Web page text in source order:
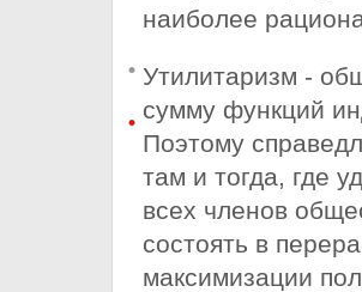
наиболее
Утилитаризм -
сумму функций
Поэтому
там и тогда, где
всех членов
состоять в
максимизации